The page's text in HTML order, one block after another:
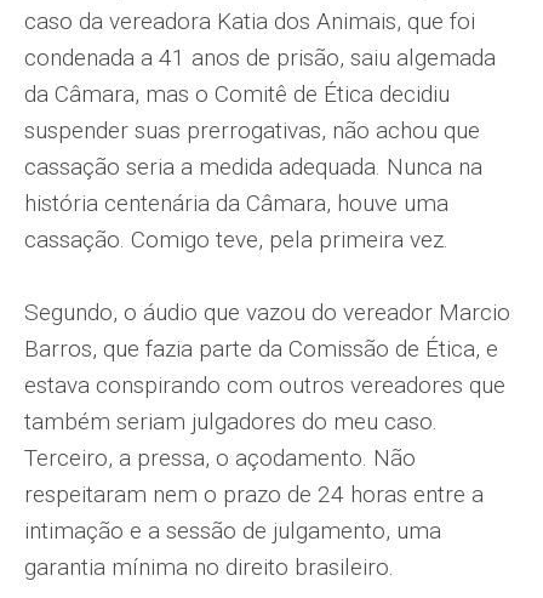
caso da vereadora Katia dos Animais, que foi
condenada a 41 anos de prisão, saiu algemada
da Câmara, mas o Comitê de Ética decidiu
suspender suas prerrogativas, não achou que
cassação seria a medida adequada. Nunca na
história centenária da Câmara, houve uma
cassação. Comigo teve, pela primeira vez.
Segundo, o áudio que vazou do vereador Marcio
Barros, que fazia parte da Comissão de Ética, e
estava conspirando com outros vereadores que
também seriam julgadores do meu caso.
Terceiro, a pressa, o açodamento. Não
respeitaram nem o prazo de 24 horas entre a
intimação e a sessão de julgamento, uma
garantia mínima no direito brasileiro.